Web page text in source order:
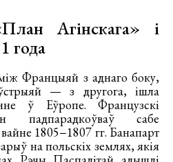
Агінскага» і
года
Францыяй з аднаго боку,
— з другога, ішла
ў Еўропе. Французскі
падпарадкоўваў сабе
1805−1807 гг. Банапарт
на польскіх землях, якія